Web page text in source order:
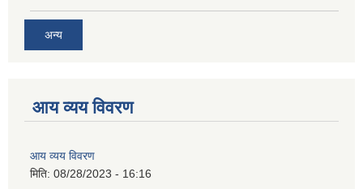
अन्य
आय व्यय विवरण
आय व्यय विवरण
मिति: 08/28/2023 - 16:16